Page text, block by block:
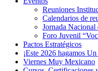
Reuniones
Calendarios de
Jornada
Foro Juvenil
Pactos Estratégicos
¡Este 2026 hagamos
Viernes Muy Mexicano